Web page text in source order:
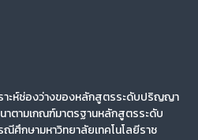
ราะห์ช่องว่างของหลักสูตรระดับปริญญา
าตามเกณฑ์มาตรฐานหลักสูตรระดับ
ศึกษามหาวิทยาลัยเทคโนโลยีราช